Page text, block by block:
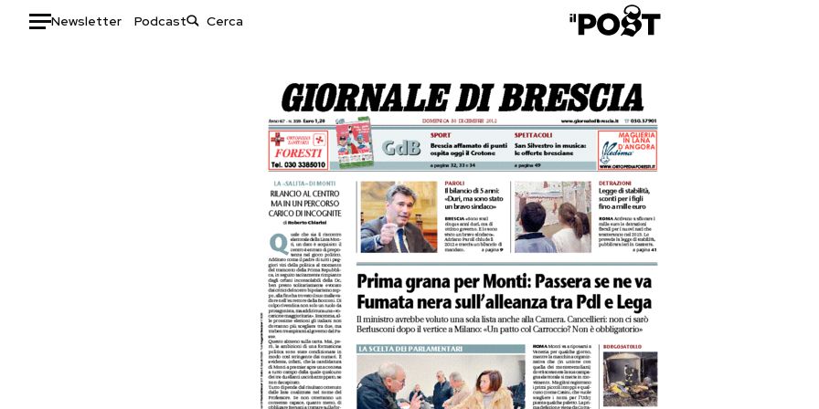
Newsletter Podcast
Consumismi
Storie/Idee
Ok Boomer!
Europa
Altrecose
Mondiali calcio 2026